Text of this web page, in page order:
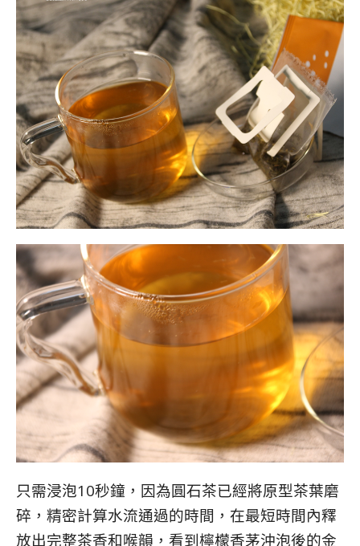
只需浸泡10秒鐘，因為圓石茶已經將原型茶葉磨
碎，精密計算水流通過的時間，在最短時間內釋
放出完整茶香和喉韻，看到檸檬香茅沖泡後的金